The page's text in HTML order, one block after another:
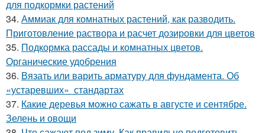
для подкормки растений
34. Аммиак для комнатных растений, как разводить.
Приготовление раствора и расчет дозировки для цветов
35. Подкормка рассады и комнатных цветов.
Органические удобрения
36. Вязать или варить арматуру для фундамента. Об
«устаревших» стандартах
37. Какие деревья можно сажать в августе и сентябре.
Зелень и овощи